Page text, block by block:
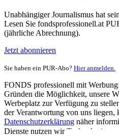
Unabhängiger Journalismus hat
Lesen Sie fondsprofessionell.at
(jährliche Abrechnung).
Jetzt abonnieren
Sie haben ein PUR-Abo? Hier anmelden.
FONDS professionell mit
Gründen die Möglichkeit, unsere
Werbeplatz zur Verfügung zu
der Verantwortung von uns liegen,
Datenschutzerklärung näher
Dienste nutzen wir Technologien